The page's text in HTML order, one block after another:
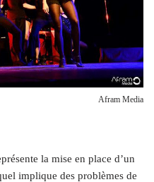
Afram Media
la mise en place d’un
implique des problèmes de